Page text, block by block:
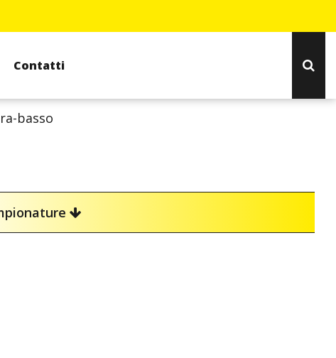
Contatti
basso